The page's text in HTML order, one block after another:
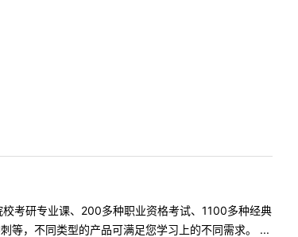
考研专业课、200多种职业资格考试、1100多种经典
等，不同类型的产品可满足您学习上的不同需求。 ...